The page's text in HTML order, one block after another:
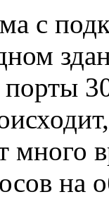
с
много
на